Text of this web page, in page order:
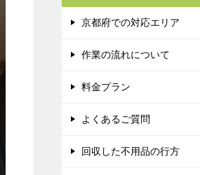
京都府での対応エリア
作業の流れについて
料金プラン
よくあるご質問
回収した不用品の行方